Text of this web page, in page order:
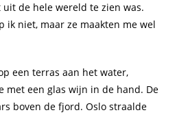
de hele wereld te zien was.
ik niet, maar ze maakten me wel
een terras aan het water,
met een glas wijn in de hand. De
boven de fjord. Oslo straalde